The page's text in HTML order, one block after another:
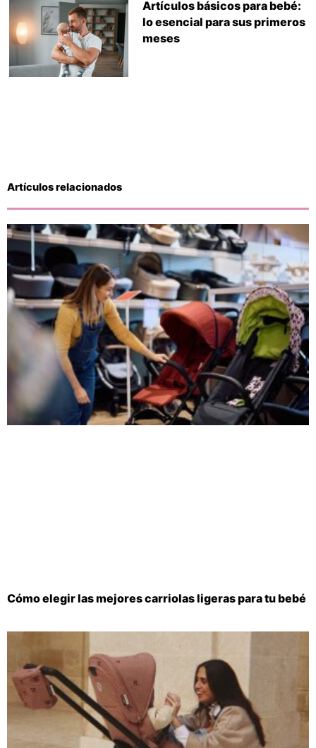
Artículos básicos para bebé:
lo esencial para sus primeros
meses
Artículos relacionados
Cómo elegir las mejores carriolas ligeras para tu bebé